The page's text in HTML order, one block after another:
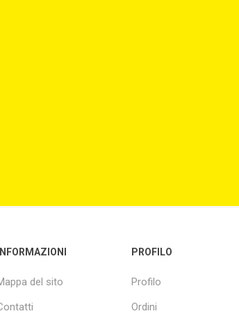
INFORMAZIONI
del sito
PROFILO
Profilo
Ordini